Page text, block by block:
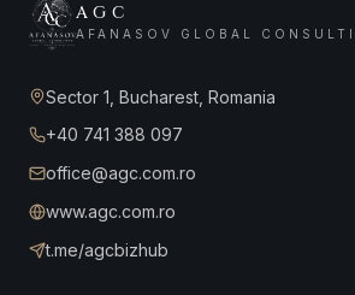
AGC
AFANASOV GLOBAL
Sector 1, Bucharest, Romania
+40 741 388 097
office@agc.com.ro
www.agc.com.ro
t.me/agcbizhub